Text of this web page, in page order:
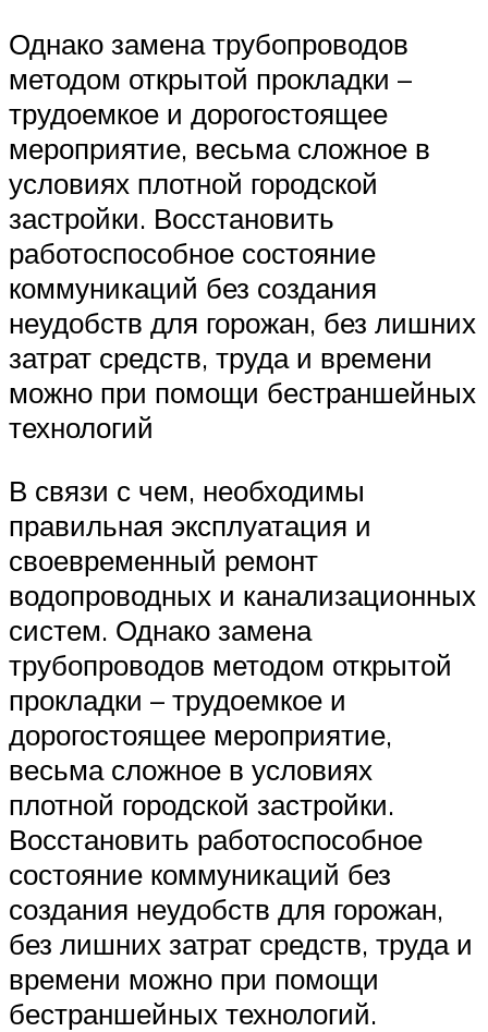
Однако замена трубопроводов
методом открытой прокладки –
трудоемкое и дорогостоящее
мероприятие, весьма сложное в
условиях плотной городской
застройки. Восстановить
работоспособное состояние
коммуникаций без создания
неудобств для горожан, без лишних
затрат средств, труда и времени
можно при помощи бестраншейных
технологий
В связи с чем, необходимы
правильная эксплуатация и
своевременный ремонт
водопроводных и канализационных
систем. Однако замена
трубопроводов методом открытой
прокладки – трудоемкое и
дорогостоящее мероприятие,
весьма сложное в условиях
плотной городской застройки.
Восстановить работоспособное
состояние коммуникаций без
создания неудобств для горожан,
без лишних затрат средств, труда и
времени можно при помощи
бестраншейных технологий.